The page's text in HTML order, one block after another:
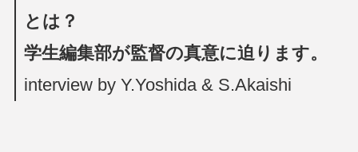
とは？
学生編集部が監督の真意に迫ります。
interview by Y.Yoshida & S.Akaishi